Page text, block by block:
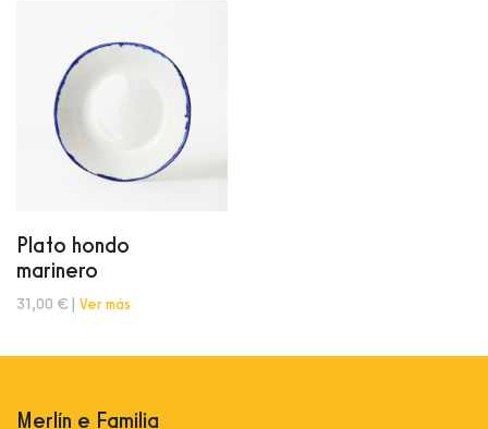
Plato hondo
marinero
31,00 € | Ver más
Merlín e Familia